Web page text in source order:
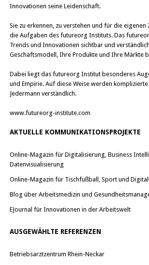
Innovationen seine Leidenschaft.
Sie zu erkennen, zu verstehen und für die eigenen
die Aufgaben des futureorg Instituts. Das
Trends und Innovationen sichtbar und
Geschäftsmodell, Ihre Produkte und Ihre Märkte
Dabei liegt das futureorg Institut besonderes
und Empirie. Auf diese Weise werden
Jedermann verständlich.
www.futureorg-institute.com
AKTUELLE KOMMUNIKATIONSPROJEKTE
Online-Magazin für Digitalisierung, Business
Datenvisualisierung
Online-Magazin für Tischfußball, Sport und
Blog über Arbeitsmedizin und
EJournal für Innovationen in der Arbeitswelt
AUSGEWÄHLTE REFERENZEN
Betriebsarztzentrum Rhein-Neckar